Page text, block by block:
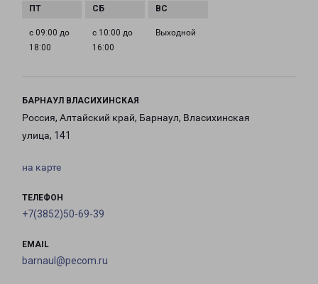
с 09:00 до
18:00
с 10:00 до
16:00
Выходной
БАРНАУЛ ВЛАСИХИНСКАЯ
Россия, Алтайский край, Барнаул, Власихинская
улица, 141
на карте
ТЕЛЕФОН
+7(3852)50-69-39
EMAIL
barnaul@pecom.ru